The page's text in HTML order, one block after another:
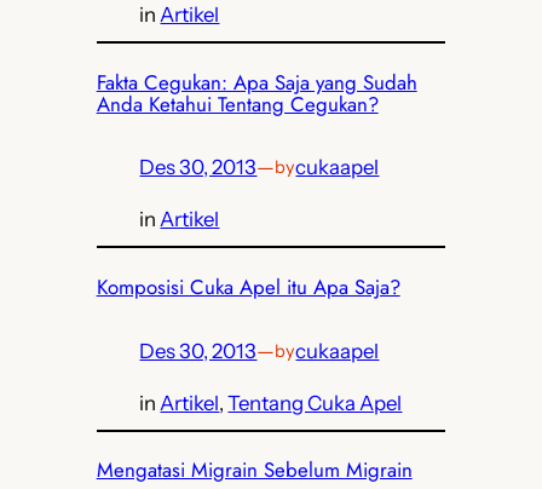
in Artikel
Fakta Cegukan: Apa Saja yang Sudah
Anda Ketahui Tentang Cegukan?
Des 30, 2013—bycukaapel
inArtikel
Komposisi Cuka Apel itu Apa Saja?
Des 30, 2013—bycukaapel
in Artikel, Tentang Cuka Apel
Mengatasi Migrain Sebelum Migrain